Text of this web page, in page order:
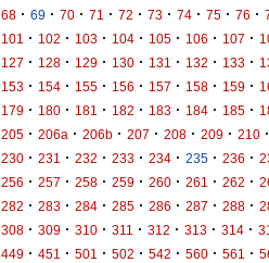
68 · 69 · 70 · 71 · 72 · 73 · 74 · 75 · 76 ·
101
· 102 · 103 · 104 · 105 · 106 · 107 ·
127 · 128 · 129 · 130 · 131 · 132 · 133 ·
153 · 154 · 155 · 156 · 157 · 158 · 159 ·
179 · 180 · 181 · 182 · 183 · 184 · 185 ·
205 · 206a · 206b · 207 · 208 · 209 · 210 ·
230 · 231 · 232 · 233 · 234 · 235 · 236 ·
256 · 257 · 258 · 259 · 260 · 261 · 262 ·
282 · 283 · 284 · 285 · 286 · 287 · 288 ·
308 · 309 · 310 · 311 · 312 · 313 · 314 ·
449 · 451 · 501 · 502 · 542 · 560 · 561 ·